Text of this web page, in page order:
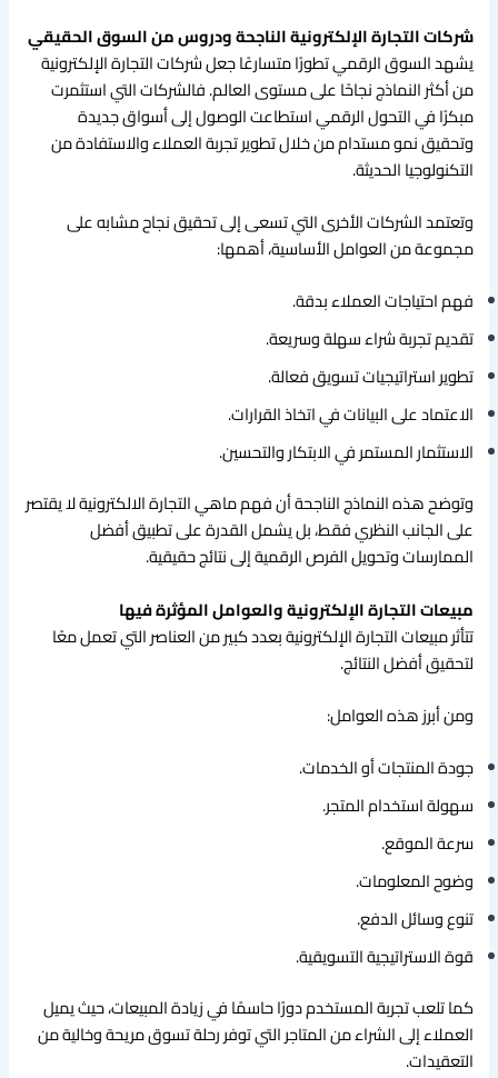
شركات التجارة الإلكترونية الناجحة ودروس من السوق الحقيقي
يشهد السوق الرقمي تطورًا متسارعًا جعل شركات التجارة الإلكترونية
من أكثر النماذج نجاحًا على مستوى العالم. فالشركات التي استثمرت
مبكرًا في التحول الرقمي استطاعت الوصول إلى أسواق جديدة
وتحقيق نمو مستدام من خلال تطوير تجربة العملاء والاستفادة من
التكنولوجيا الحديثة.
وتعتمد الشركات الأخرى التي تسعى إلى تحقيق نجاح مشابه على
مجموعة من العوامل الأساسية، أهمها:
فهم احتياجات العملاء بدقة.
تقديم تجربة شراء سهلة وسريعة.
تطوير استراتيجيات تسويق فعالة.
الاعتماد على البيانات في اتخاذ القرارات.
الاستثمار المستمر في الابتكار والتحسين.
وتوضح هذه النماذج الناجحة أن فهم ماهي التجارة الالكترونية لا يقتصر
على الجانب النظري فقط، بل يشمل القدرة على تطبيق أفضل
الممارسات وتحويل الفرص الرقمية إلى نتائج حقيقية.
مبيعات التجارة الإلكترونية والعوامل المؤثرة فيها
تتأثر مبيعات التجارة الإلكترونية بعدد كبير من العناصر التي تعمل معًا
لتحقيق أفضل النتائج.
ومن أبرز هذه العوامل:
جودة المنتجات أو الخدمات.
سهولة استخدام المتجر.
سرعة الموقع.
وضوح المعلومات.
تنوع وسائل الدفع.
قوة الاستراتيجية التسويقية.
كما تلعب تجربة المستخدم دورًا حاسمًا في زيادة المبيعات، حيث يميل
العملاء إلى الشراء من المتاجر التي توفر رحلة تسوق مريحة وخالية من
التعقيدات.